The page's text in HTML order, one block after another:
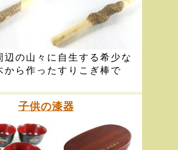
辺の山々に自生する希少な
から作ったすりこぎ棒で
子供の漆器